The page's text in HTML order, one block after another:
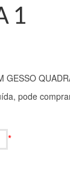
1
GESSO
pode
*